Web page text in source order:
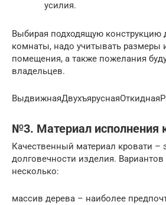
усилия.
Выбирая подходящую конструкцию
комнаты, надо учитывать размеры
помещения, а также пожелания
владельцев.
№3. Материал исполнения
Качественный материал кровати –
долговечности изделия.
несколько:
массив дерева – наиболее